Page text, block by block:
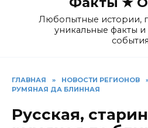
Любопытные истории,
уникальные факты
ГЛАВНАЯ » НОВОСТИ РЕГИОНОВ
РУМЯНАЯ ДА БЛИННАЯ
Русская,